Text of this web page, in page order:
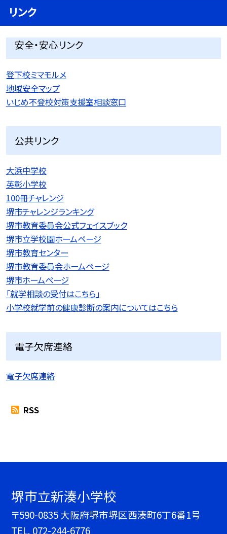
リンク
安全・安心リンク
登下校ミマモルメ
地域安全マップ
いじめ不登校対策支援室相談窓口
公共リンク
大浜中学校
英彰小学校
100冊チャレンジ
堺市チャレンジランキング
堺市教育委員会公式フェイスブック
堺市立学校園ホームページ
堺市教育センター
堺市教育委員会ホームページ
堺市ホームページ
「就学相談の受付はこちら」
小学校就学前の健康診断の案内についてはこちら
電子欠席連絡
電子欠席連絡
RSS
堺市立新湊小学校
〒590-0835 大阪府堺市堺区西湊町6丁6番1号
TEL. 072-244-6776